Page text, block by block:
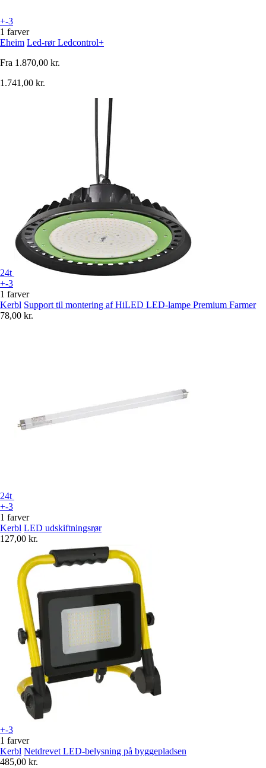
+-3
1 farver
Eheim Led-rør Ledcontrol+
Fra 1.870,00 kr.
1.741,00 kr.
24t
+-3
1 farver
Kerbl Support til montering af HiLED LED-lampe Premium Farmer
78,00 kr.
24t
+-3
1 farver
Kerbl LED udskiftningsrør
127,00 kr.
+-3
1 farver
Kerbl Netdrevet LED-belysning på byggepladsen
485,00 kr.